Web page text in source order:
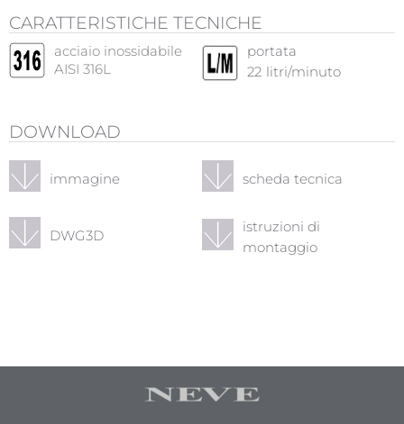
CARATTERISTICHE TECNICHE
acciaio inossidabile
AISI 316L
portata
22 litri/minuto
DOWNLOAD
immagine scheda tecnica
DWG3D
istruzioni di
montaggio